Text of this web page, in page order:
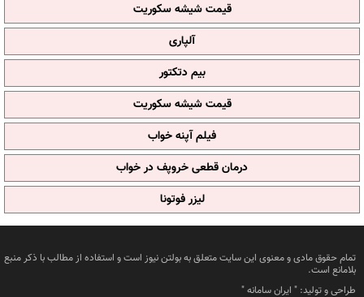
قیمت شیشه سکوریت
آلپاری
بیم دتکتور
قیمت شیشه سکوریت
فیلم آپنه خواب
درمان قطعی خروپف در خواب
لیزر فوتونا
تمام حقوق مادی و معنوی این سایت متعلق به بولتن نیوز است و استفاده از مطالب با ذکر منبع
بلامانع است.
طراحی و تولید: " ایران سامانه"